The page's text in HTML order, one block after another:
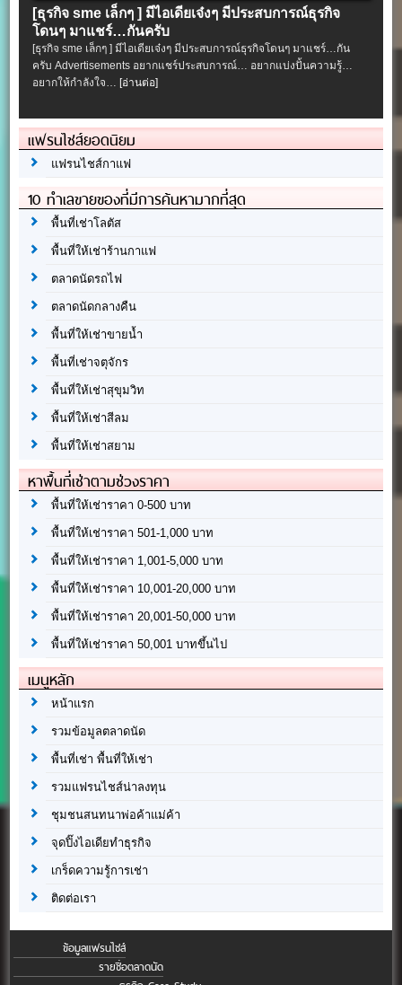
[ธุรกิจ sme เล็กๆ ] มีไอเดียเจ๋งๆ มีประสบการณ์ธุรกิจ
โดนๆ มาแชร์…กันครับ
[ธุรกิจ sme เล็กๆ ] มีไอเดียเจ๋งๆ มีประสบการณ์ธุรกิจโดนๆ มาแชร์…กัน
ครับ Advertisements อยากแชร์ประสบการณ์… อยากแบ่งปั้นความรู้…
อยากให้กำลังใจ…[อ่านต่อ]
แฟรนไชส์ยอดนิยม
แฟรนไชส์กาแฟ
10 ทำเลขายของที่มีการค้นหามากที่สุด
พื้นที่เช่าโลตัส
พื้นที่ให้เช่าร้านกาแฟ
ตลาดนัดรถไฟ
ตลาดนัดกลางคืน
พื้นที่ให้เช่าขายน้ำ
พื้นที่เช่าจตุจักร
พื้นที่ให้เช่าสุขุมวิท
พื้นที่ให้เช่าสีลม
พื้นที่ให้เช่าสยาม
หาพื้นที่เช่าตามช่วงราคา
พื้นที่ให้เช่าราคา 0-500 บาท
พื้นที่ให้เช่าราคา 501-1,000 บาท
พื้นที่ให้เช่าราคา 1,001-5,000 บาท
พื้นที่ให้เช่าราคา 10,001-20,000 บาท
พื้นที่ให้เช่าราคา 20,001-50,000 บาท
พื้นที่ให้เช่าราคา 50,001 บาทขึ้นไป
เมนูหลัก
หน้าแรก
รวมข้อมูลตลาดนัด
พื้นที่เช่า พื้นที่ให้เช่า
รวมแฟรนไชส์น่าลงทุน
ชุมชนสนทนาพ่อค้าแม่ค้า
จุดปิ๊งไอเดียทำธุรกิจ
เกร็ดความรู้การเช่า
ติดต่อเรา
ข้อมูลแฟรนไชส์
รายชื่อตลาดนัด